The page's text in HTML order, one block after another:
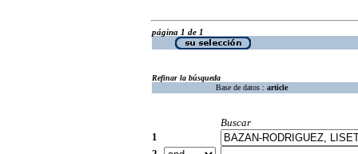
página 1 de 1
Refinar la búsqueda
Base de datos : article
Buscar
1